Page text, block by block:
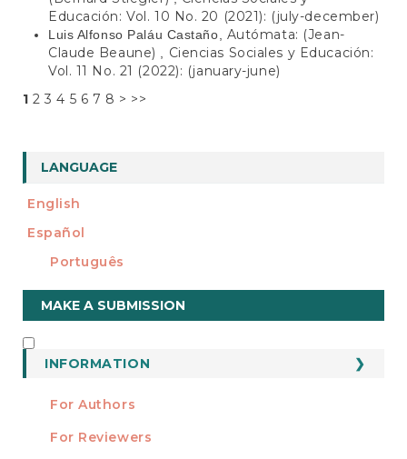
Educación: Vol. 10 No. 20 (2021): (july-december)
Luis Alfonso Paláu Castaño, Autómata: (Jean-
Claude Beaune)
Ciencias Sociales y Educación:
Vol. 11 No. 21 (2022): (january-june)
1 2 3 4 5 6 7 8 > >>
LANGUAGE
English
Español
Português
Make
a
Submission
MAKE A SUBMISSION
INFORMATION
For Authors
For Reviewers